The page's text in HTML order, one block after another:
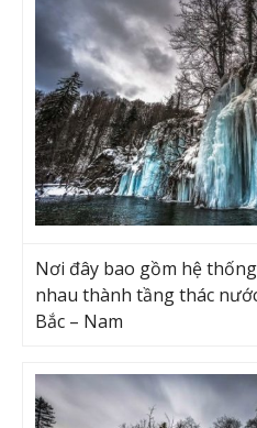
Nơi đây bao gồm hệ
nhau thành tầng thác
Bắc – Nam